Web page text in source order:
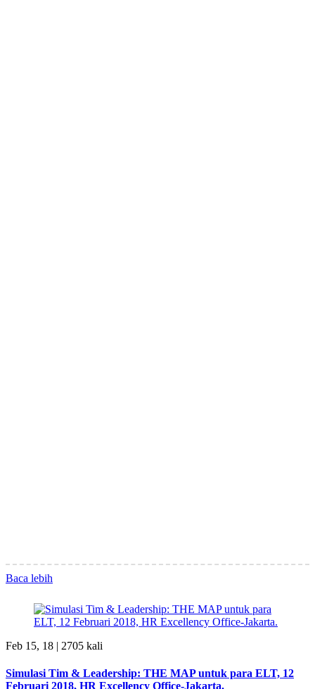
Baca lebih
Feb 15, 18 | 2705 kali
Simulasi Tim & Leadership: THE MAP untuk para ELT, 12
Februari 2018, HR Excellency Office-Jakarta.